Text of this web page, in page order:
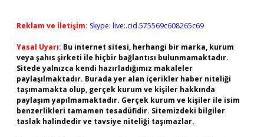
Reklam ve İletişim: Skype: live:.cid.575569c608265c69
Yasal Uyarı: Bu internet sitesi, herhangi bir marka, kurum
veya şahıs şirketi ile hiçbir bağlantısı bulunmamaktadır.
Sitede yalnızca kendi hazırladığımız makaleler
paylaşılmaktadır. Burada yer alan içerikler haber niteliği
taşımamakta olup, gerçek kurum ve kişiler hakkında
paylaşım yapılmamaktadır. Gerçek kurum ve kişiler ile isim
benzerlikleri tamamen tesadüfidir. Sitemizdeki bilgiler
taslak halindedir ve tavsiye niteliği taşımazlar.